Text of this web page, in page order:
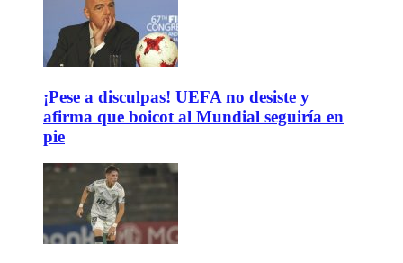
¡Pese a disculpas! UEFA no desiste y
afirma que boicot al Mundial seguiría en
pie